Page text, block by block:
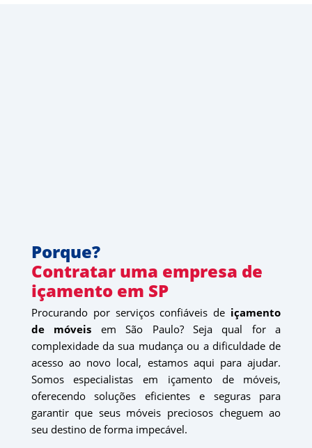
Porque?
Contratar uma empresa de
içamento em SP
Procurando por serviços confiáveis de içamento
de móveis em São Paulo? Seja qual for a
complexidade da sua mudança ou a dificuldade de
acesso ao novo local, estamos aqui para ajudar.
Somos especialistas em içamento de móveis,
oferecendo soluções eficientes e seguras para
garantir que seus móveis preciosos cheguem ao
seu destino de forma impecável.